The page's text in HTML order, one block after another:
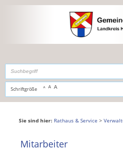
,zur Navigationoderzur Startseite
Schriftgröße A A A
Sie sind hier: Rathaus & Service >
Mitarbeiter